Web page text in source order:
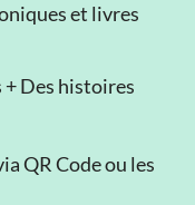
et livres
+ Des histoires
QR Code ou les